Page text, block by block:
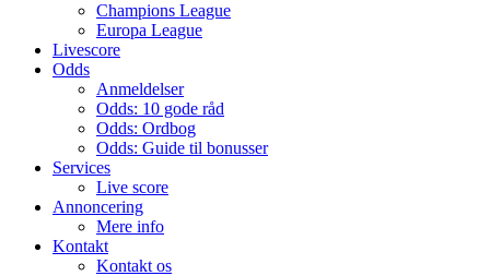
Champions League
Europa League
Livescore
Odds
Anmeldelser
Odds: 10 gode råd
Odds: Ordbog
Odds: Guide til bonusser
Services
Live score
Annoncering
Mere info
Kontakt
Kontakt os